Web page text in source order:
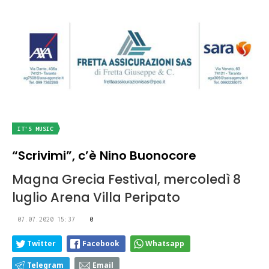
IT'S MUSIC
“Scrivimi”, c’è Nino Buonocore
Magna Grecia Festival, mercoledì 8
luglio Arena Villa Peripato
07.07.2020 15:37 0
Twitter Facebook Whatsapp
Telegram Email